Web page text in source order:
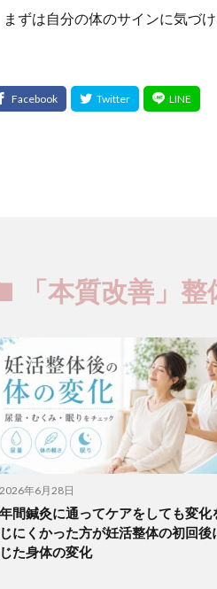
まずは自分の体のサインに気づ
「本質改善」
2026年6月28日
間鍼灸に通ってケアをしても変化
にくかった方が妊活整体の初回後
た身体の変化